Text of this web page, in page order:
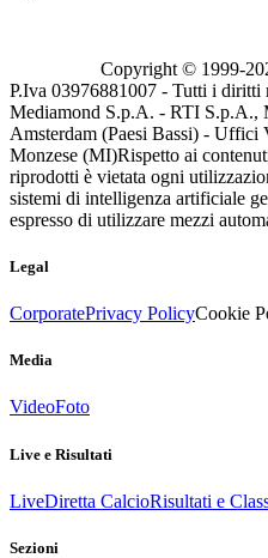
Copyright © 1999-
P.Iva 03976881007 - Tutti i diritti
Mediamond S.p.A. - RTI S.p.A.,
Amsterdam (Paesi Bassi) -
Monzese (MI)Rispetto ai
riprodotti è vietata ogni
sistemi di intelligenza artificiale
espresso di utilizzare mezzi
Legal
CorporatePrivacy PolicyCookie
Media
VideoFoto
Live e Risultati
LiveDiretta CalcioRisultati e
Sezioni